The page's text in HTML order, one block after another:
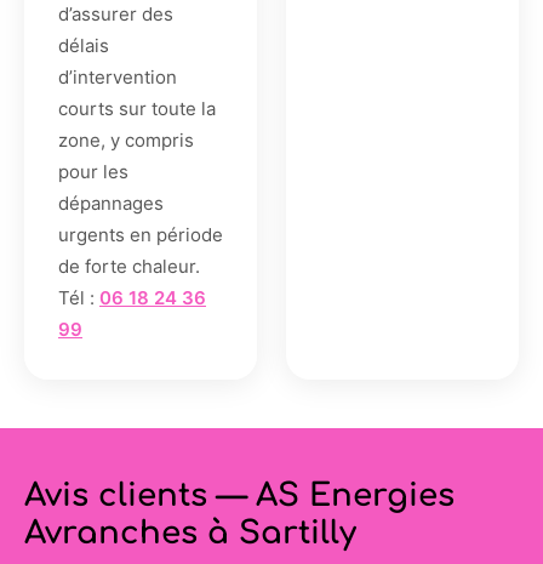
d’assurer des
délais
d’intervention
courts sur toute la
zone, y compris
pour les
dépannages
urgents en période
de forte chaleur.
Tél : 06 18 24 36
99
Avis clients — AS Energies
Avranches à Sartilly